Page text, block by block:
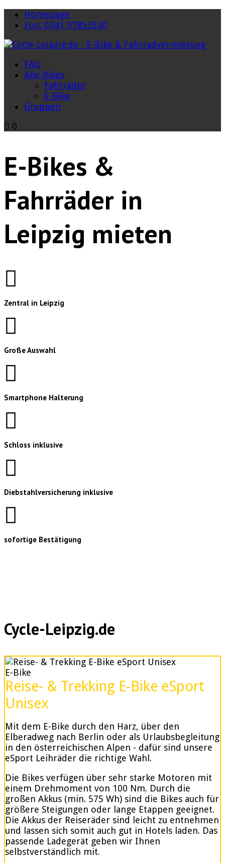
Homepage
Fon: 0341 97852530
FAQ
Alle Bikes
Fahrräder
E-Bike
Gruppen
0
E-Bikes &
Fahrräder in
Leipzig mieten
Zentral in Leipzig
Große Auswahl
Smartphone Halterung
Schloss inklusive
Diebstahlversicherung inklusive
sofortige Bestätigung
Cycle-Leipzig.de
E-Bike
Reise- & Trekking E-Bike eSport
Unisex
Mit dem E-Bike durch den Harz, über den
Elberadweg nach Berlin oder als Urlaubsbegleitung
in den österreichischen Alpen - dafür sind unsere
eSport Leihräder die richtige Wahl.
Die Bikes verfügen über sehr starke Motoren mit
einem Drehmoment von 100 Nm. Durch die
großen Akkus (min. 575 Wh) sind die Bikes auch für
größere Steigungen oder lange Etappen geeignet.
Die Akkus der Reiseräder sind leicht zu entnehmen
und lassen sich somit auch gut in Hotels laden. Das
passende Ladegerät geben wir Ihnen
selbstverständlich mit.